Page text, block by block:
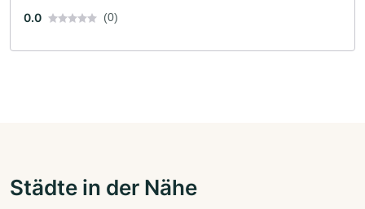
0.0
(0)
Städte in der Nähe